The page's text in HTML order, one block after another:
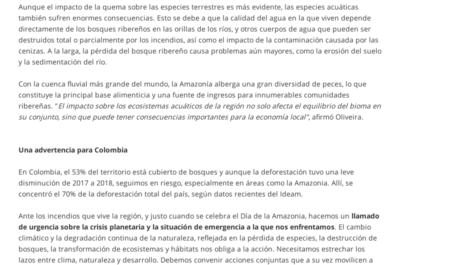
Aunque el impacto de la quema sobre las especies terrestres es más evidente, las especies acuáticas
también sufren enormes consecuencias. Esto se debe a que la calidad del agua en la que viven depende
directamente de los bosques ribereños en las orillas de los ríos, y otros cuerpos de agua que pueden ser
destruidos total o parcialmente por los incendios, así como el impacto de la contaminación causada por las
cenizas. A la larga, la pérdida del bosque ribereño causa problemas aún mayores, como la erosión del suelo
y la sedimentación del río.
Con la cuenca fluvial más grande del mundo, la Amazonía alberga una gran diversidad de peces, lo que
constituye la principal base alimenticia y una fuente de ingresos para innumerables comunidades
ribereñas. "El impacto sobre los ecosistemas acuáticos de la región no solo afecta el equilibrio del bioma en
su conjunto, sino que puede tener consecuencias importantes para la economía local", afirmó Oliveira.
Una advertencia para Colombia
En Colombia, el 53% del territorio está cubierto de bosques y aunque la deforestación tuvo una leve
disminución de 2017 a 2018, seguimos en riesgo, especialmente en áreas como la Amazonia. Allí, se
concentró el 70% de la deforestación total del país, según datos recientes del Ideam.
Ante los incendios que vive la región, y justo cuando se celebra el Día de la Amazonia, hacemos un llamado
de urgencia sobre la crisis planetaria y la situación de emergencia a la que nos enfrentamos. El cambio
climático y la degradación continua de la naturaleza, reflejada en la pérdida de especies, la destrucción de
bosques, la transformación de ecosistemas y hábitats nos obliga a la acción. Necesitamos estrechar los
lazos entre clima, naturaleza y desarrollo. Debemos convenir acciones conjuntas que a su vez movilicen a